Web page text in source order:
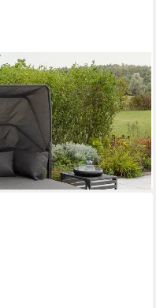
aus Aluminium, mit 2